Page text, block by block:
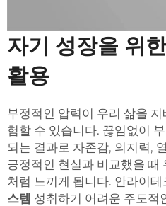
자기 성장을 위
활용
부정적인 압력이 우리 삶을
험할 수 있습니다. 끊임없이
되는 결과로 자존감, 의지력,
긍정적인 현실과 비교했을 때
처럼 느끼게 됩니다. 안라이
스템 성취하기 어려운 주도적